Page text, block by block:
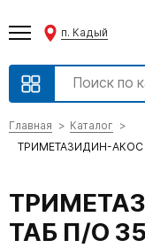
п. Кадый
Главная
Каталог
ТРИМЕТАЗИДИН-
ТАБ П/О